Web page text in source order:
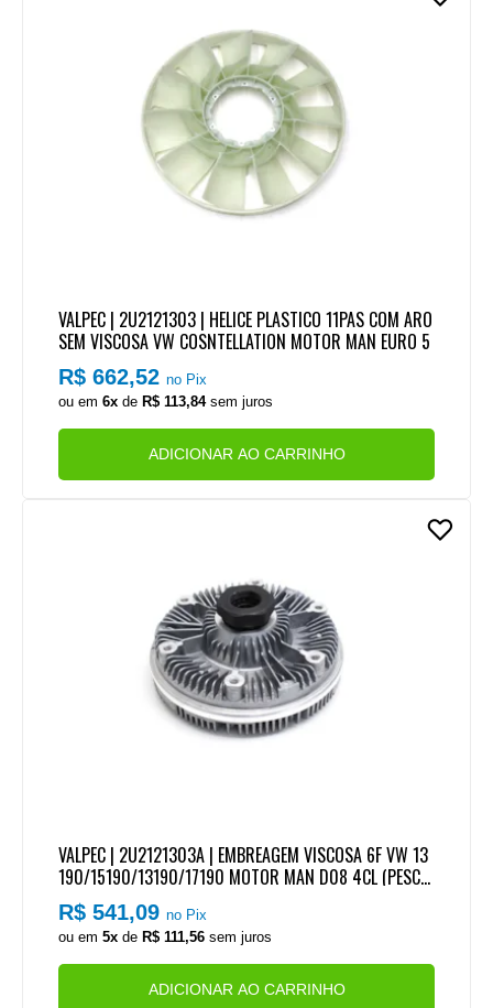
VALPEC | 2U2121303 | HELICE PLASTICO 11PAS COM ARO
SEM VISCOSA VW COSNTELLATION MOTOR MAN EURO 5
R$ 662,52no Pix
ou em6x de R$ 113,84sem juros
ADICIONAR AO CARRINHO
VALPEC | 2U2121303A | EMBREAGEM VISCOSA 6F VW 13
190/15190/13190/17190 MOTOR MAN D08 4CL (PESCO
CO CURTO)
R$ 541,09no Pix
ou em5x deR$ 111,56 sem juros
ADICIONAR AO CARRINHO